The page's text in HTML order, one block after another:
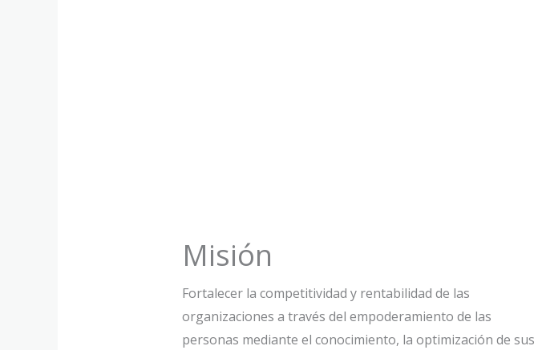
Misión
Fortalecer la competitividad y rentabilidad de las
organizaciones a través del empoderamiento de las
personas mediante el conocimiento, la optimización de sus